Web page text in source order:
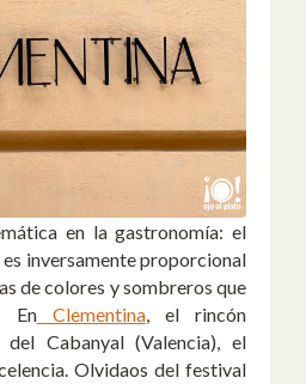
en la gastronomía: el
inversamente proporcional
de colores y sombreros que
EnClementina, el rincón
Cabanyal (Valencia), el
Olvidaos del festival